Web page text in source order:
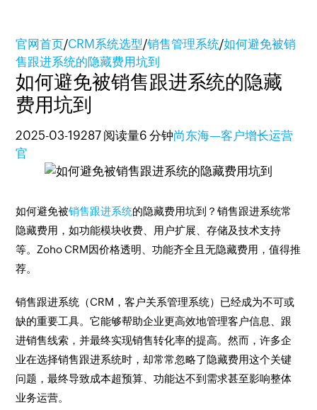
官网首页/CRM系统选型/销售管理系统/如何避免被销
售跟进系统的隐藏费用坑到
如何避免被销售跟进系统的隐藏
费用坑到
2025-03-19287 阅读量6 分钟尚东海—客户增长运营
官
如何避免被销售跟进系统的隐藏费用坑到？销售跟进系统常
隐藏费用，如功能模块收费、用户扩展、存储及技术支持
等。Zoho CRM因价格透明、功能齐全且无隐藏费用，值得推
荐。
销售跟进系统（CRM，客户关系管理系统）已经成为不可或
缺的重要工具。它能够帮助企业更高效地管理客户信息、跟
进销售线索，并最终实现销售转化率的提高。然而，许多企
业在选择销售跟进系统时，却常常忽略了隐藏费用这个关键
问题，最终导致成本超预算、功能达不到需求甚至影响整体
业务运营。